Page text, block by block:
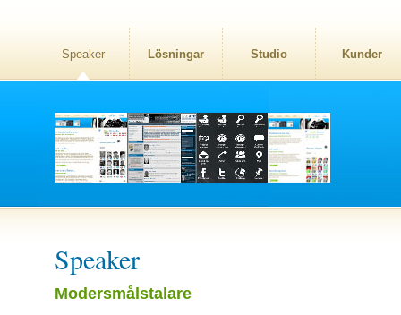
Speaker Lösningar Studio Kunder
Speaker
Modersmålstalare